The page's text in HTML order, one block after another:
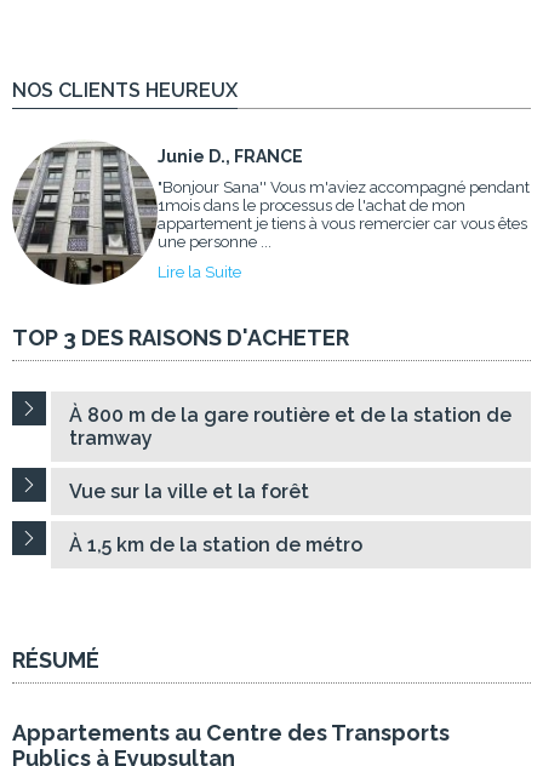
NOS CLIENTS HEUREUX
Junie D., FRANCE
"Bonjour Sana'' Vous m'aviez accompagné pendant
1mois dans le processus de l'achat de mon
appartement je tiens à vous remercier car vous êtes
une personne ...
Lire la Suite
TOP 3 DES RAISONS D'ACHETER
À 800 m de la gare routière et de la station de
tramway
Vue sur la ville et la forêt
À 1,5 km de la station de métro
RÉSUMÉ
Appartements au Centre des Transports
Publics à Eyupsultan